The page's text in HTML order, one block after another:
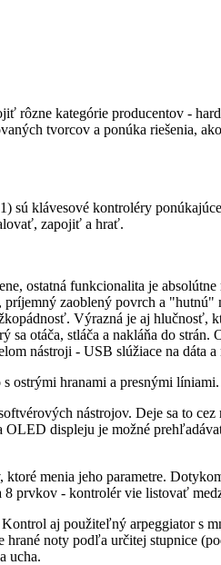
rôzne kategórie producentov -
tvorcov a ponúka riešenia,
klávesové kontroléry
zapojiť a hrať.
ostatná funkcionalita je
zaoblený povrch a
Výrazná je aj hlučnosť,
sa otáča, stláča a nakláňa do
nástroji - USB slúžiace na dáta
hranami a presnými
nástrojov. Deje sa to
displeju je možné
menia jeho parametre.
prvkov - kontrolér vie listovať
aj použiteľný arpeggiator s
noty podľa určitej stupnice
ucha.